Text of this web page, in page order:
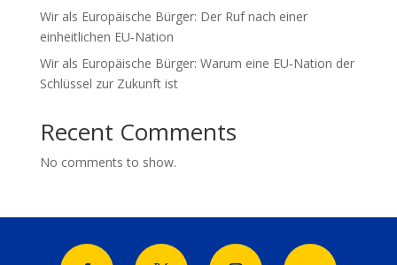
Wir als Europäische Bürger: Der Ruf nach einer
einheitlichen EU‑Nation
Wir als Europäische Bürger: Warum eine EU‑Nation der
Schlüssel zur Zukunft ist
Recent Comments
No comments to show.